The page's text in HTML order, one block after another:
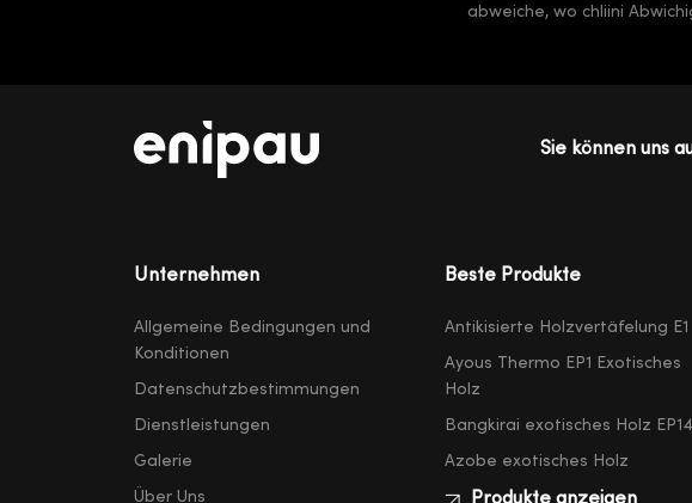
abweiche, wo chliini
Sie können uns
Unternehmen
Allgemeine Bedingungen und
Konditionen
Datenschutzbestimmungen
Dienstleistungen
Galerie
Über Uns
Beste Produkte
Antikisierte Holzvertäfelung E1
Ayous Thermo EP1 Exotisches
Holz
Bangkirai exotisches Holz EP14
Azobe exotisches Holz
Produkte anzeigen